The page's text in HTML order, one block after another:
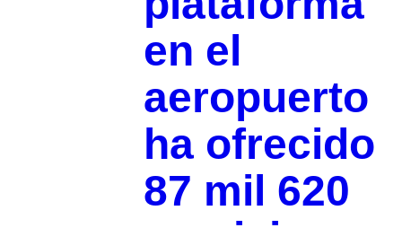
en el
aeropuerto
ha ofrecido
87 mil 620